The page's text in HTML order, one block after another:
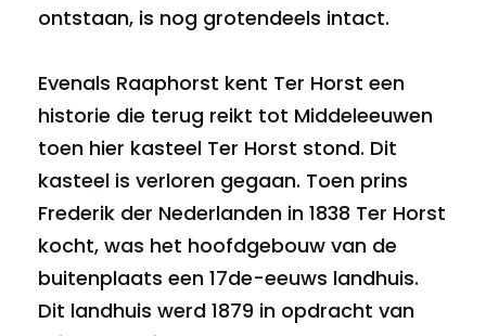
ontstaan, is nog grotendeels intact.
Evenals Raaphorst kent Ter Horst een
historie die terug reikt tot Middeleeuwen
toen hier kasteel Ter Horst stond. Dit
kasteel is verloren gegaan. Toen prins
Frederik der Nederlanden in 1838 Ter Horst
kocht, was het hoofdgebouw van de
buitenplaats een 17de-eeuws landhuis.
Dit landhuis werd 1879 in opdracht van